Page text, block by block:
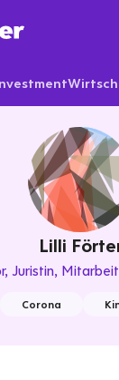
Lilli
Juristin,
Corona